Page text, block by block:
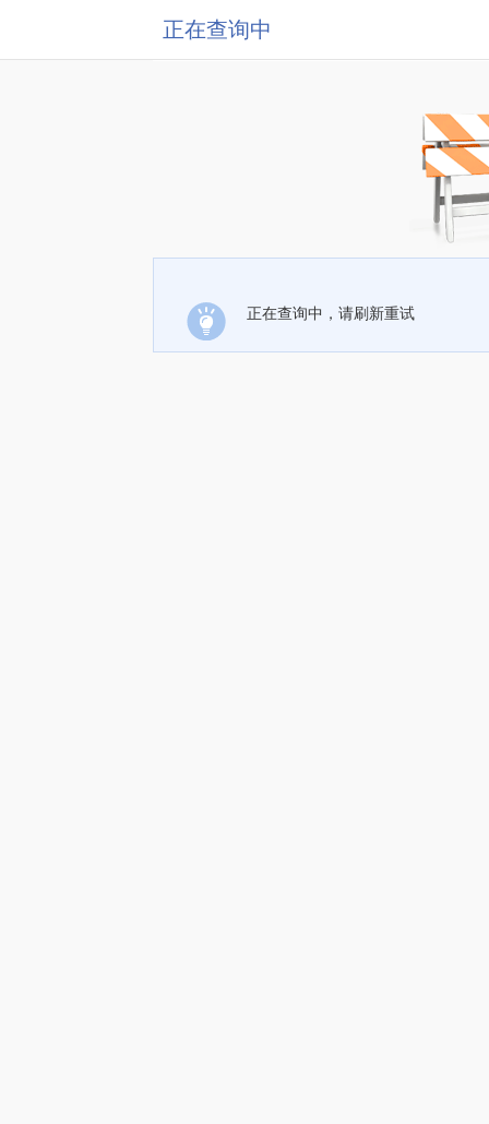
正在查询中
正在查询中，请刷新重试